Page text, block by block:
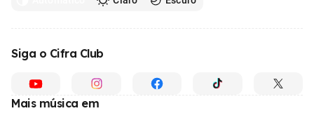
Siga o Cifra Club
Mais música em